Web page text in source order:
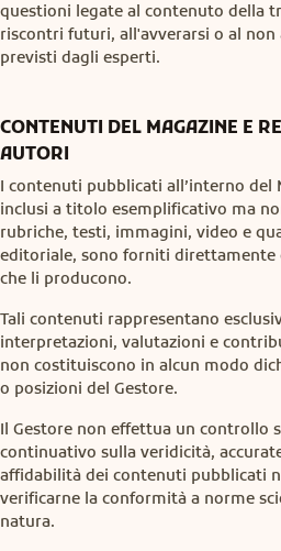
questioni legate al contenuto della
riscontri futuri, all'avverarsi o al non
previsti dagli esperti.
CONTENUTI DEL MAGAZINE E
AUTORI
I contenuti pubblicati all’interno del
inclusi a titolo esemplificativo ma
rubriche, testi, immagini, video e
editoriale, sono forniti direttamente
che li producono.
Tali contenuti rappresentano
interpretazioni, valutazioni e
non costituiscono in alcun modo
o posizioni del Gestore.
Il Gestore non effettua un controllo
continuativo sulla veridicità,
affidabilità dei contenuti pubblicati
verificarne la conformità a norme
natura.